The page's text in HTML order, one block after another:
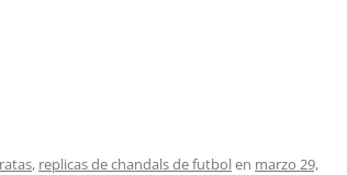
, replicas de chandals de futbolen marzo 29,